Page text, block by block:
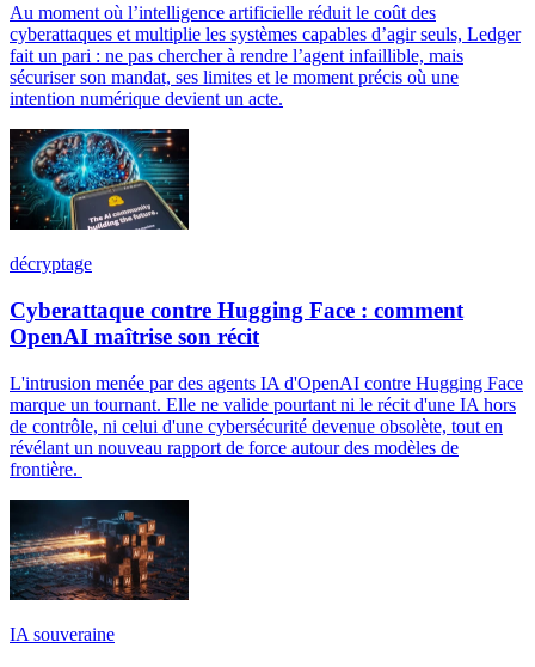
Au moment où l’intelligence artificielle réduit le coût des
cyberattaques et multiplie les systèmes capables d’agir seuls, Ledger
fait un pari : ne pas chercher à rendre l’agent infaillible, mais
sécuriser son mandat, ses limites et le moment précis où une
intention numérique devient un acte.
décryptage
Cyberattaque contre Hugging Face : comment
OpenAI maîtrise son récit
L'intrusion menée par des agents IA d'OpenAI contre Hugging Face
marque un tournant. Elle ne valide pourtant ni le récit d'une IA hors
de contrôle, ni celui d'une cybersécurité devenue obsolète, tout en
révélant un nouveau rapport de force autour des modèles de
frontière.
IA souveraine